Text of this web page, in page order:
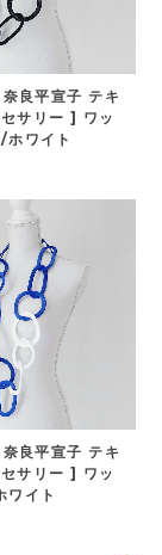
良平宣子 テキ
サリー ] ワッ
ワイト
良平宣子 テキ
サリー ] ワッ
イト